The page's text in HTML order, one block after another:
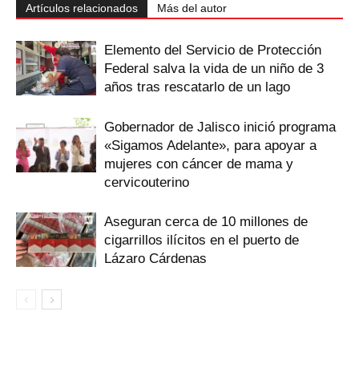
Artículos relacionados Más del autor
Elemento del Servicio de Protección
Federal salva la vida de un niño de 3
años tras rescatarlo de un lago
Gobernador de Jalisco inició programa
«Sigamos Adelante», para apoyar a
mujeres con cáncer de mama y
cervicouterino
Aseguran cerca de 10 millones de
cigarrillos ilícitos en el puerto de
Lázaro Cárdenas